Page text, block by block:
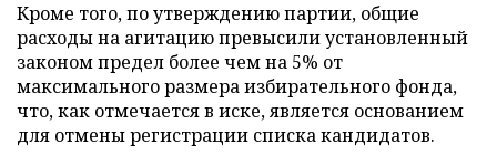
Кроме того, по утверждению партии, общие
расходы на агитацию превысили установленный
законом предел более чем на 5% от
максимального размера избирательного фонда,
что, как отмечается в иске, является основанием
для отмены регистрации списка кандидатов.